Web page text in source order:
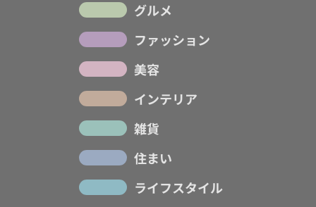
グルメ
ファッション
美容
インテリア
雑貨
住まい
ライフスタイル